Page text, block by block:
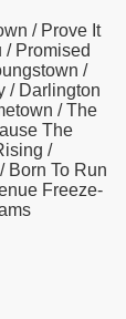
/ Prove It
/ Promised
/
/ Darlington
/ The
The
/
Born To Run
Freeze-